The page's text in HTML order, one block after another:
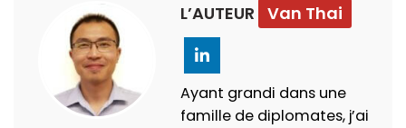
L’AUTEUR Van Thai
Ayant grandi dans une
famille de diplomates, j’ai